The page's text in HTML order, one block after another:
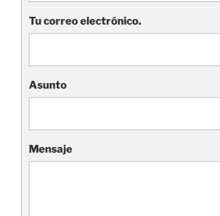
Tu correo electrónico.
Asunto
Mensaje